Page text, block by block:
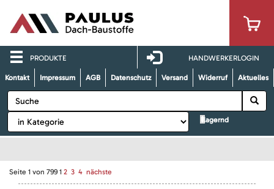
PRODUKTE HANDWERKERLOGIN
Kontakt Impressum AGB Datenschutz Versand Widerruf Aktuelles
lagernd
Seite 1 von 799 1 2 3 4 nächste